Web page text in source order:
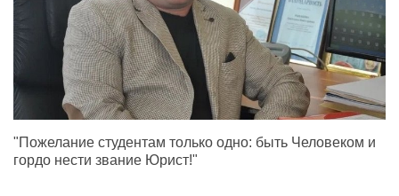
"Пожелание студентам только одно: быть Человеком и
гордо нести звание Юрист!"